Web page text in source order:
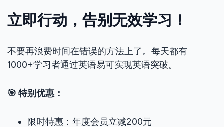
立即行动，告别无效学习！
不要再浪费时间在错误的方法上了。每天都有
1000+学习者通过英语易可实现英语突破。
🎯 特别优惠：
限时特惠：年度会员立减200元